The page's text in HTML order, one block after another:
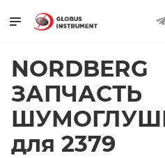
NORDBERG
ЗАПЧАСТЬ
для 2379